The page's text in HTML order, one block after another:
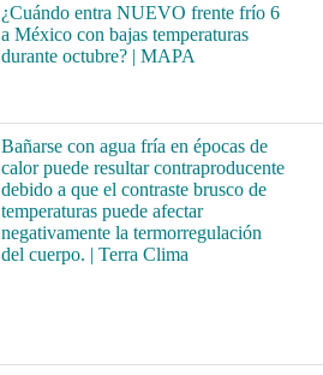
¿Cuándo entra NUEVO frente frío 6
a México con bajas temperaturas
durante octubre? | MAPA
Bañarse con agua fría en épocas de
calor puede resultar contraproducente
debido a que el contraste brusco de
temperaturas puede afectar
negativamente la termorregulación
del cuerpo. | Terra Clima